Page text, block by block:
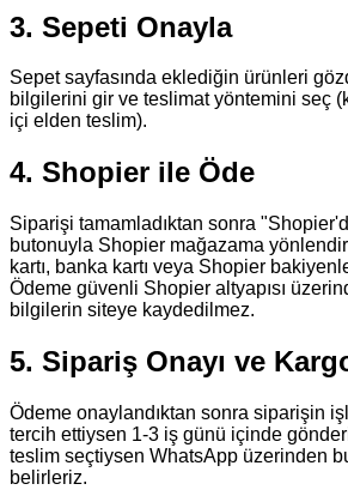
3. Sepeti Onayla
Sepet sayfasında eklediğin ürünleri
bilgilerini gir ve teslimat yöntemini seç
içi elden teslim).
4. Shopier ile Öde
Siparişi tamamladıktan sonra
butonuyla Shopier mağazama
kartı, banka kartı veya Shopier
Ödeme güvenli Shopier altyapısı
bilgilerin siteye kaydedilmez.
5. Sipariş Onayı ve
Ödeme onaylandıktan sonra siparişin
tercih ettiysen 1-3 iş günü içinde
teslim seçtiysen WhatsApp üzerinden
belirleriz.